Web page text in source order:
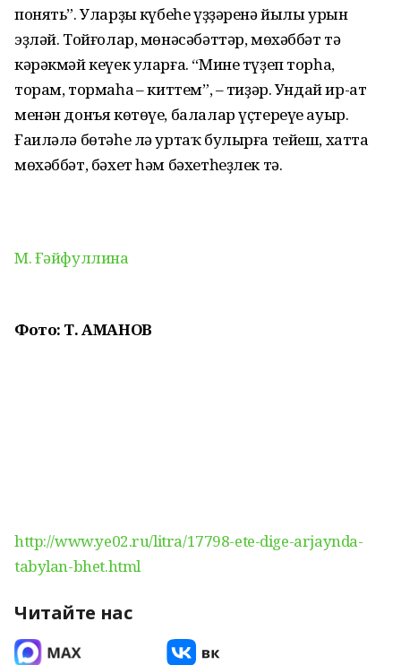
понять”. Уларҙың күбеһе үҙҙәренә йылы урын
эҙләй. Тойғолар, мөнәсәбәттәр, мөхәббәт тә
кәрәкмәй кеүек уларға. “Мине түҙеп торһаң,
торам, тормаһаң – киттем”, – тиҙәр. Ундай ир-ат
менән донъя көтөүе, балалар үҫтереүе ауыр.
Ғаиләлә бөтәһе лә уртаҡ булырға тейеш, хатта
мөхәббәт, бәхет һәм бәхетһеҙлек тә.
М. Ғәйфуллина
Фото: Т. АМАНОВ
http://www.ye02.ru/litra/17798-ete-dige-arjaynda-
tabylan-bhet.html
Читайте нас